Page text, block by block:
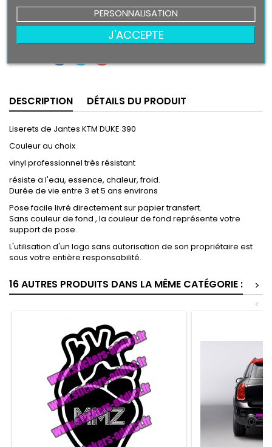
 Ajouter au panier
DESCRIPTION DÉTAILS DU PRODUIT
Liserets de Jantes KTM DUKE 390
Couleur au choix
vinyl professionnel très résistant
résiste a l'eau, essence, chaleur, froid.
Durée de vie entre 3 et 5 ans environs
Pose facile livré directement sur papier transfert.
Sans couleur de fond , la couleur de fond représente votre
support de pose.
L'utilisation d'un logo sans autorisation de son propriétaire est
sous votre entière responsabilité.
16 AUTRES PRODUITS DANS LA MÊME CATÉGORIE :
>
<
PERSONNALISATION
J'ACCEPTE